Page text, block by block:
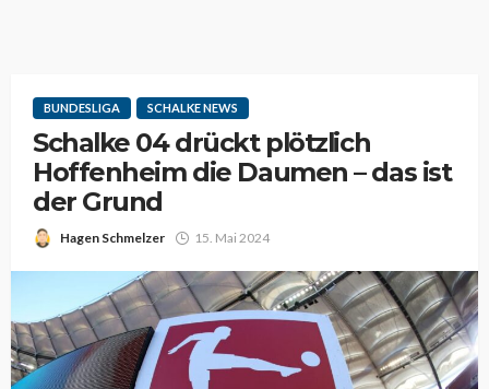
BUNDESLIGA SCHALKE NEWS
Schalke 04 drückt plötzlich
Hoffenheim die Daumen – das ist
der Grund
Hagen Schmelzer 15. Mai 2024